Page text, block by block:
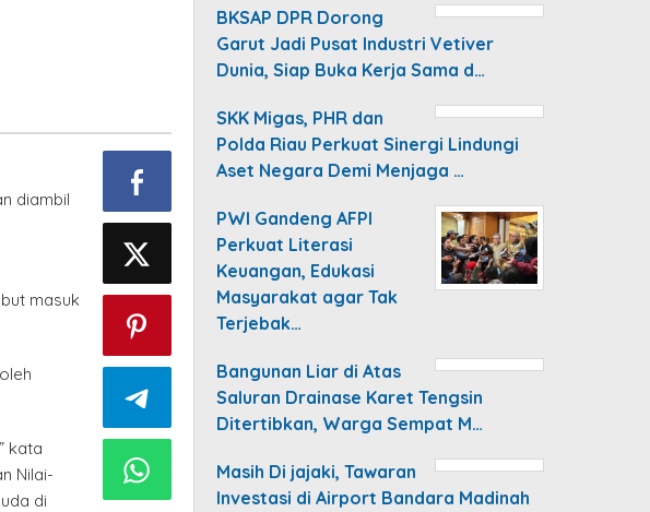
diambil
masuk
kata
Nilai-
di
BKSAP DPR Dorong
Garut Jadi Pusat Industri Vetiver
Dunia, Siap Buka Kerja Sama d…
SKK Migas, PHR dan
Polda Riau Perkuat Sinergi Lindungi
Aset Negara Demi Menjaga …
PWI Gandeng AFPI
Perkuat Literasi
Keuangan, Edukasi
Masyarakat agar Tak
Terjebak…
Bangunan Liar di Atas
Saluran Drainase Karet Tengsin
Ditertibkan, Warga Sempat M…
Masih Di jajaki, Tawaran
Investasi di Airport Bandara Madinah